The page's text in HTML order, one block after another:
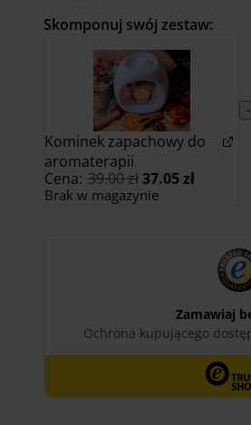
Skomponuj swój zestaw:
Kominek zapachowy do
aromaterapii
Cena: 39.00zł Pierwotna
cena
wynosiła:
37.05złAktualna
Brak w magazynie
-